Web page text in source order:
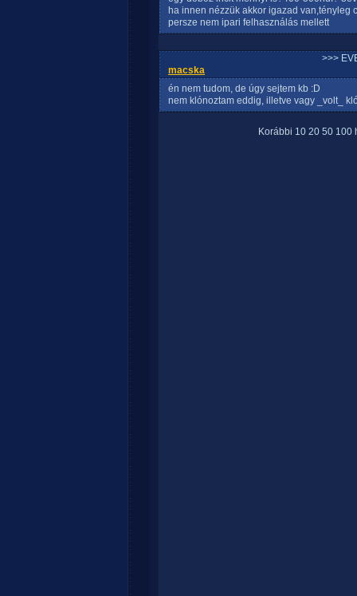
ha innen nézzük akkor igazad van,tényleg
persze nem ipari felhasználás mellett
>>>
macska
én nem tudom, de úgy sejtem kb :D
nem klónoztam eddig, illetve vagy _volt_
Korábbi 10 20 50 100